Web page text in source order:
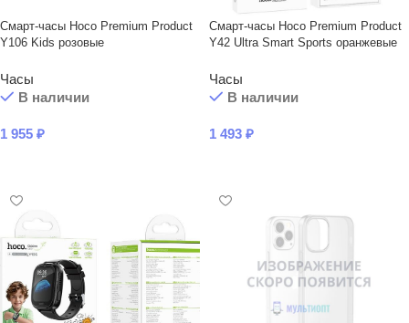
Смарт-часы Hoco Premium Product
Y106 Kids розовые
Часы
В наличии
1 955 ₽
Смарт-часы Hoco Premium Product
Y42 Ultra Smart Sports оранжевые
Часы
В наличии
1 493 ₽